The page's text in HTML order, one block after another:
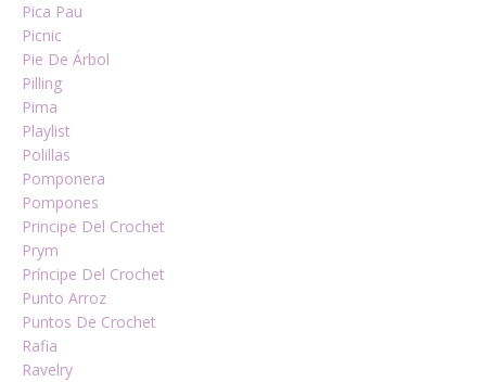
Pica Pau
Picnic
Pie De Árbol
Pilling
Pima
Playlist
Polillas
Pomponera
Pompones
Principe Del Crochet
Prym
Príncipe Del Crochet
Punto Arroz
Puntos De Crochet
Rafia
Ravelry